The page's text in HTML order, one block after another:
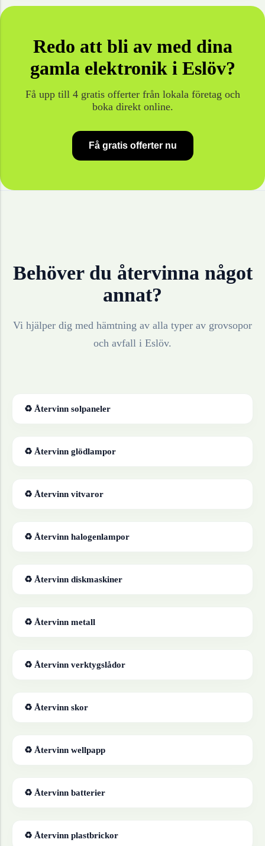
Redo att bli av med dina
gamla elektroniki Eslöv?
Få upp till 4 gratis offerter från lokala företag och
boka direkt online.
Få gratis offerter nu
Behöver du återvinna något
annat?
Vi hjälper dig med hämtning av alla typer av grovsopor
och avfall i Eslöv.
♻ Återvinn solpaneler
♻ Återvinn glödlampor
♻ Återvinn vitvaror
♻ Återvinn halogenlampor
♻ Återvinn diskmaskiner
♻ Återvinn metall
♻ Återvinn verktygslådor
♻ Återvinn skor
♻ Återvinn wellpapp
♻ Återvinn batterier
♻ Återvinn plastbrickor